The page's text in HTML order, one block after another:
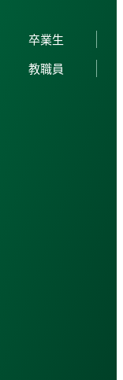
卒業生
教職員